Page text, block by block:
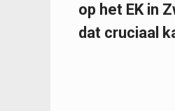
op het EK in
dat cruciaal